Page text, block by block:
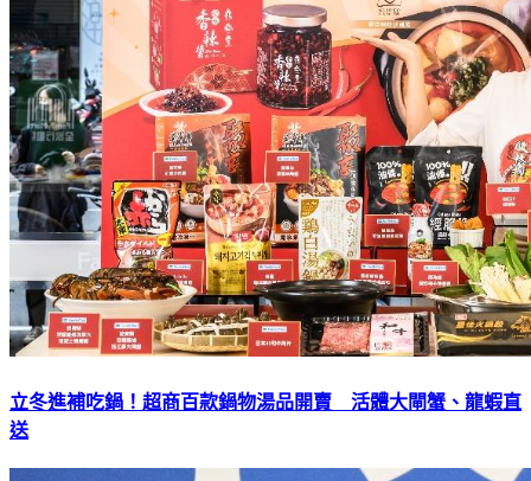
立冬進補吃鍋！超商百款鍋物湯品開賣 活體大閘蟹、龍蝦直
送